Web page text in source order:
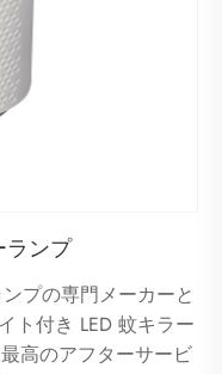
ランプ
プの専門メーカーと
ト付き LED 蚊キラー
高のアフターサービ